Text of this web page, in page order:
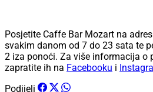
Posjetite Caffe Bar Mozart na
svakim danom od 7 do 23 sata te
2 iza ponoći. Za više informacija o
zapratite ih na Facebooku i
Podijeli